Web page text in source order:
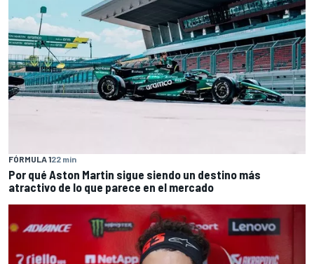
FÓRMULA 122 min
Por qué Aston Martin sigue siendo un destino más
atractivo de lo que parece en el mercado